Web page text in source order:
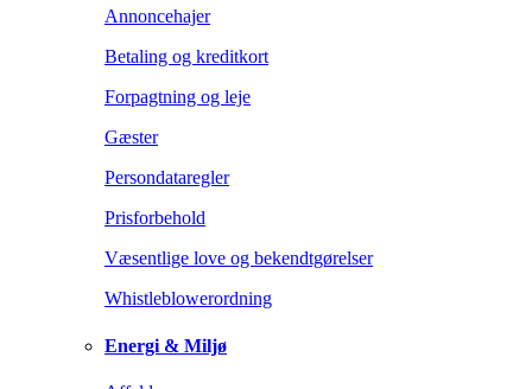
Annoncehajer
Betaling og kreditkort
Forpagtning og leje
Gæster
Persondataregler
Prisforbehold
Væsentlige love og bekendtgørelser
Whistleblowerordning
Energi & Miljø